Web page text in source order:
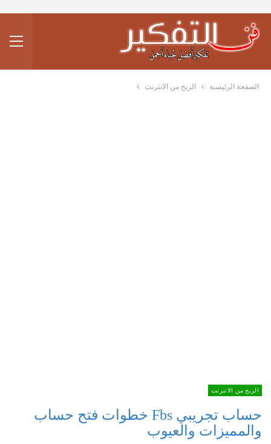
الصفحة الرئيسية الربح من الانترنت
الربح من الانترنت
حساب تجريبي Fbs خطوات فتح حساب
والمميزات والعيوب